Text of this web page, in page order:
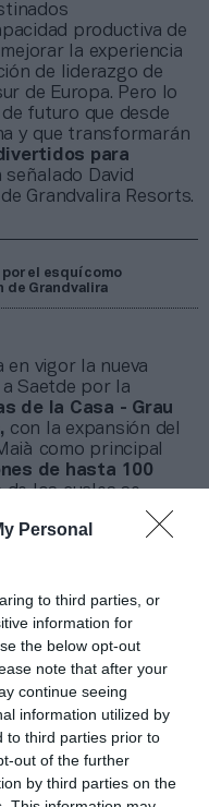
Personal
to third parties, or
information for
the below opt-out
note that after your
continue seeing
information utilized by
to third parties prior to
out of the further
by third parties on the
productiva de
la experiencia
de liderazgo de
de Europa. Pero lo
futuro que desde
y que transformarán
para
señalado David
Grandvalira Resorts.
el esquí como
de Grandvalira
en vigor la nueva
Saetde por la
de la Casa - Grau
con la expansión del
como principal
de hasta 100
los cuales se
años de concesión.
comprometidos en
de Pal y Arinsal, así
septiembre su
general de
su lugar, la compañía
David Hidalgo y Julio
Saetde,